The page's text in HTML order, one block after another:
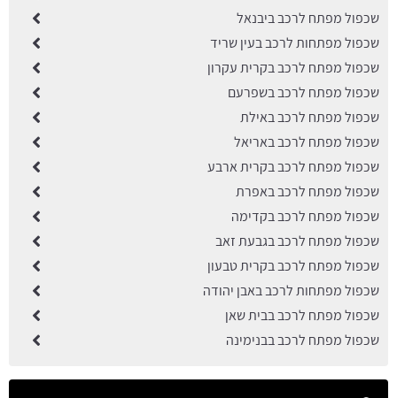
שכפול מפתח לרכב ביבנאל
שכפול מפתחות לרכב בעין שריד
שכפול מפתח לרכב בקרית עקרון
שכפול מפתח לרכב בשפרעם
שכפול מפתח לרכב באילת
שכפול מפתח לרכב באריאל
שכפול מפתח לרכב בקרית ארבע
שכפול מפתח לרכב באפרת
שכפול מפתח לרכב בקדימה
שכפול מפתח לרכב בגבעת זאב
שכפול מפתח לרכב בקרית טבעון
שכפול מפתחות לרכב באבן יהודה
שכפול מפתח לרכב בבית שאן
שכפול מפתח לרכב בבנימינה